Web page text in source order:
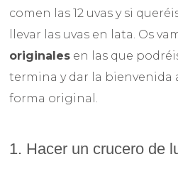
comen las 12 uvas y si
llevar las uvas en lata. Os
originales en las que
termina y dar la bienvenida
forma original.
1. Hacer un crucero de